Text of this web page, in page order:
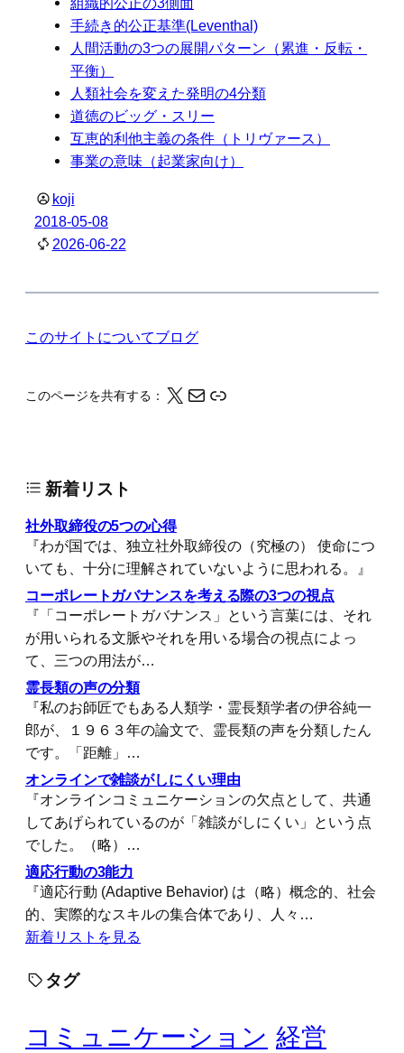
手続き的公正基準(Leventhal)
人間活動の3つの展開パターン（累進・反転・
平衡）
人類社会を変えた発明の4分類
道徳のビッグ・スリー
互恵的利他主義の条件（トリヴァース）
事業の意味（起業家向け）
koji
2018-05-08
2026-06-22
このサイトについてブログ
このページを共有する： X メール このページの情報をクリップボードにコピーする
新着リスト
社外取締役の5つの心得
『わが国では、独立社外取締役の（究極の） 使命につ
いても、十分に理解されていないように思われる。』
コーポレートガバナンスを考える際の3つの視点
『「コーポレートガバナンス」という言葉には、それ
が用いられる文脈やそれを用いる場合の視点によっ
て、三つの用法が…
霊長類の声の分類
『私のお師匠でもある人類学・霊長類学者の伊谷純一
郎が、１９６３年の論文で、霊長類の声を分類したん
です。「距離」…
オンラインで雑談がしにくい理由
『オンラインコミュニケーションの欠点として、共通
してあげられているのが「雑談がしにくい」という点
でした。（略）…
適応行動の3能力
『適応行動 (Adaptive Behavior) は（略）概念的、社会
的、実際的なスキルの集合体であり、人々…
新着リストを見る
タグ
コミュニケーション 経営